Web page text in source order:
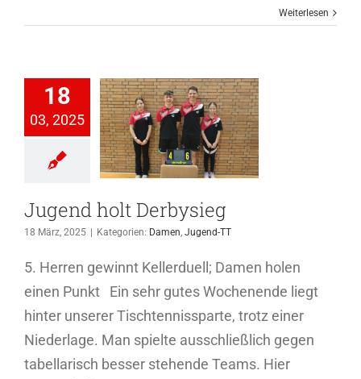
Weiterlesen
18
03, 2025
holt
Jugend-TT
Jugend holt Derbysieg
18 März, 2025 Kategorien: Damen, Jugend-TT
5. Herren gewinnt Kellerduell; Damen holen
einen Punkt Ein sehr gutes Wochenende liegt
hinter unserer Tischtennissparte, trotz einer
Niederlage. Man spielte ausschließlich gegen
tabellarisch besser stehende Teams. Hier